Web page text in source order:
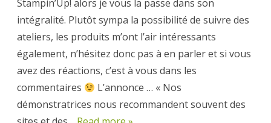
Stampin’Up! alors je vous la passe dans son
intégralité. Plutôt sympa la possibilité de suivre des
ateliers, les produits m’ont l’air intéressants
également, n’hésitez donc pas à en parler et si vous
avez des réactions, c’est à vous dans les
commentaires
L’annonce … « Nos
démonstratrices nous recommandent souvent des